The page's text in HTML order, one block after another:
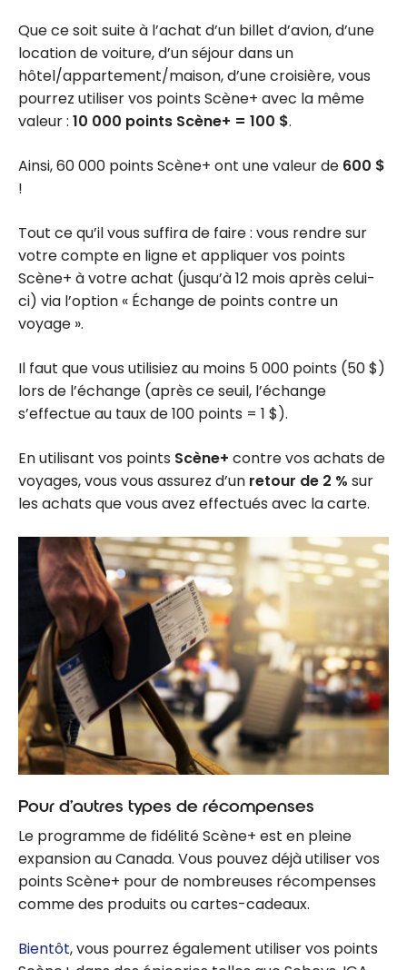
Que ce soit suite à l’achat d’un billet d’avion, d’une
location de voiture, d’un séjour dans un
hôtel/appartement/maison, d’une croisière, vous
pourrez utiliser vos points Scène+ avec la même
valeur : 10 000 points Scène+ = 100 $.
Ainsi, 60 000 points Scène+ ont une valeur de 600 $
!
Tout ce qu’il vous suffira de faire : vous rendre sur
votre compte en ligne et appliquer vos points
Scène+ à votre achat (jusqu’à 12 mois après celui-
ci) via l’option « Échange de points contre un
voyage ».
Il faut que vous utilisiez au moins 5 000 points (50 $)
lors de l’échange (après ce seuil, l’échange
s’effectue au taux de 100 points = 1 $).
En utilisant vos points Scène+ contre vos achats de
voyages, vous vous assurez d’un retour de 2 % sur
les achats que vous avez effectués avec la carte.
Pour d’autres types de récompenses
Le programme de fidélité Scène+ est en pleine
expansion au Canada. Vous pouvez déjà utiliser vos
points Scène+ pour de nombreuses récompenses
comme des produits ou cartes-cadeaux.
Bientôt, vous pourrez également utiliser vos points